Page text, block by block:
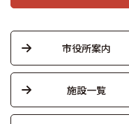
市役所案内
施設一覧